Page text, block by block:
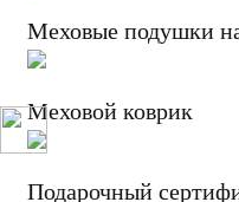
Меховые подушки
Меховой коврик
Подарочный